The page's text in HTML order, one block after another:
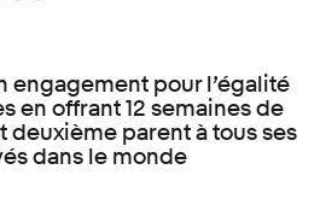
engagement pour l’égalité
en offrant 12 semaines de
parent à tous ses
dans le monde